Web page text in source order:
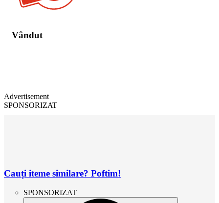
Vândut
Advertisement
SPONSORIZAT
Cauți iteme similare? Poftim!
SPONSORIZAT